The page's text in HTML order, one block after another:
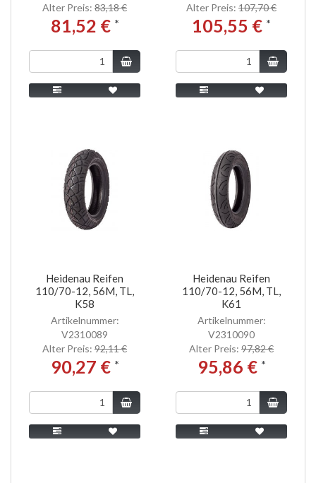
Alter Preis: 83,18 €
81,52 € *
Alter Preis: 107,70 €
105,55 € *
Heidenau Reifen
110/70-12, 56M, TL,
K58
Artikelnummer:
V2310089
Alter Preis: 92,11 €
90,27 € *
Heidenau Reifen
110/70-12, 56M, TL,
K61
Artikelnummer:
V2310090
Alter Preis: 97,82 €
95,86 € *